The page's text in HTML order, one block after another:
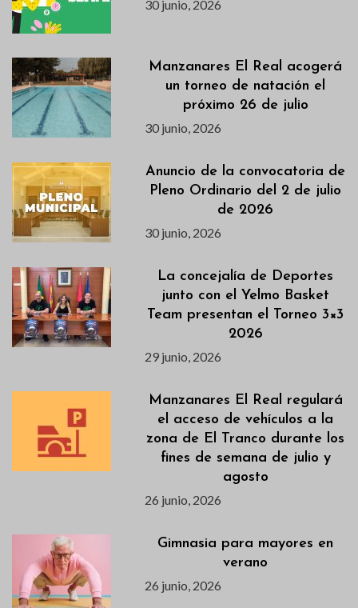
30 junio, 2026
Manzanares El Real acogerá
un torneo de natación el
próximo 26 de julio
30 junio, 2026
Anuncio de la convocatoria de
Pleno Ordinario del 2 de julio
de 2026
30 junio, 2026
La concejalía de Deportes
junto con el Yelmo Basket
Team presentan el Torneo 3×3
2026
29 junio, 2026
Manzanares El Real regulará
el acceso de vehículos a la
zona de El Tranco durante los
fines de semana de julio y
agosto
26 junio, 2026
Gimnasia para mayores en
verano
26 junio, 2026